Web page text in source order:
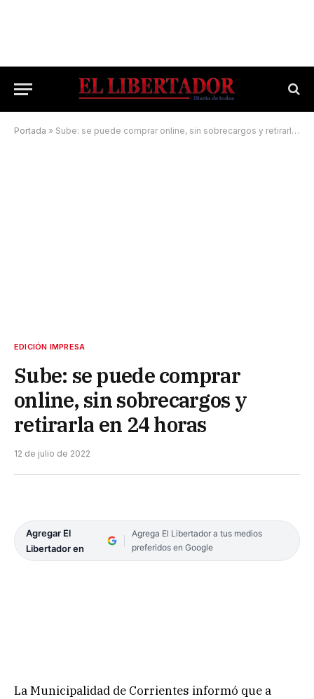
Portada » Sube: se puede comprar online, sin sobrecargos y retirarla en 24 horas
EDICIÓN IMPRESA
Sube: se puede comprar
online, sin sobrecargos y
retirarla en 24 horas
12 de julio de 2022
Agregar El
Libertador en
Agrega El Libertador a tus medios
preferidos en Google
La Municipalidad de Corrientes informó que a